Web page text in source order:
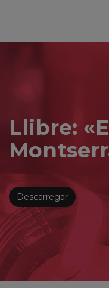
Llibre:
Descarregar